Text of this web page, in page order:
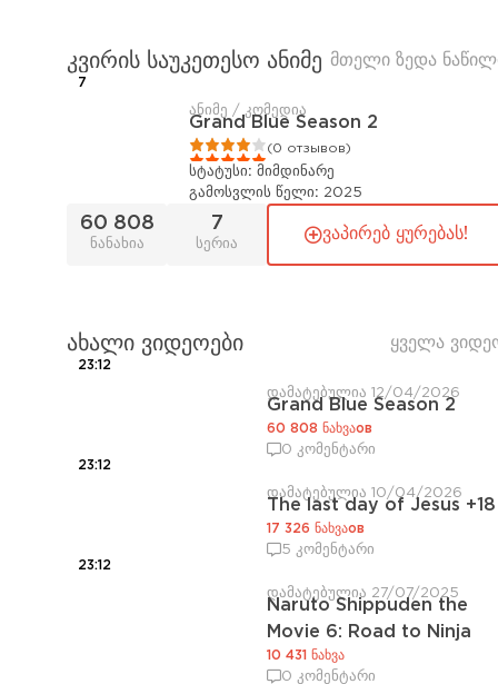
კვირის საუკეთესო ანიმე მთელი ზედა
7
ანიმე / კომედია
Grand Blue Season 2
(0 отзывов)
სტატუსი: მიმდინარე
გამოსვლის წელი: 2025
60 808
ნანახია
7
სერია
ვაპირებ ყურებას!
ახალი ვიდეოები ყველა
23:12
დამატებულია 12/04/2026
Grand Blue Season 2
60 808 ნახვაов
0 კომენტარი
23:12
დამატებულია 10/04/2026
The last day of Jesus +18
17 326 ნახვაов
5 კომენტარი
23:12
დამატებულია 27/07/2025
Naruto Shippuden the
Movie 6: Road to Ninja
10 431 ნახვა
0 კომენტარი